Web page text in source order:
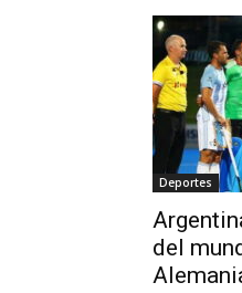
Deportes
del